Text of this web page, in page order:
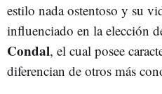
estilo nada ostentoso y su
influenciado en la elección
Condal, el cual posee
diferencian de otros más